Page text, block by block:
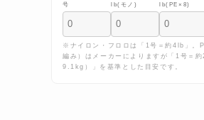
号 lb(モノ) lb(PE×8)
※ナイロン・フロロは「1号＝約4lb」。
編み）はメーカーによりますが「1号＝
9.1kg）」を基準とした目安です。